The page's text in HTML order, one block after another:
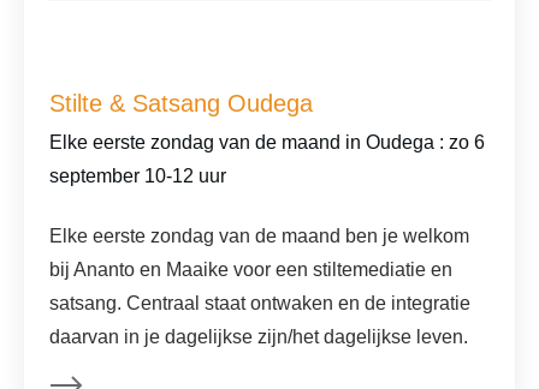
Stilte & Satsang Oudega
Elke eerste zondag van de maand in Oudega : zo 6
september 10-12 uur
Elke eerste zondag van de maand ben je welkom
bij Ananto en Maaike voor een stiltemediatie en
satsang. Centraal staat ontwaken en de integratie
daarvan in je dagelijkse zijn/het dagelijkse leven.